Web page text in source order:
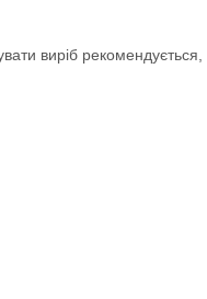
виріб рекомендується,